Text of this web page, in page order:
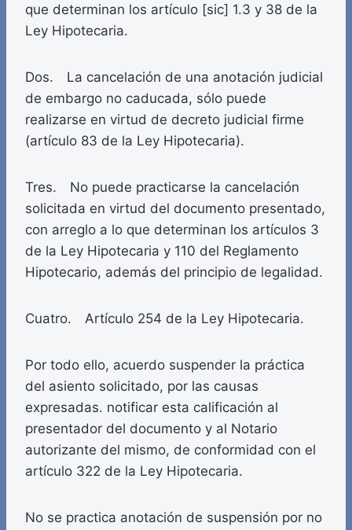
que determinan los artículo [sic] 1.3 y 38 de la
Ley Hipotecaria.
Dos. La cancelación de una anotación judicial
de embargo no caducada, sólo puede
realizarse en virtud de decreto judicial firme
(artículo 83 de la Ley Hipotecaria).
Tres. No puede practicarse la cancelación
solicitada en virtud del documento presentado,
con arreglo a lo que determinan los artículos 3
de la Ley Hipotecaria y 110 del Reglamento
Hipotecario, además del principio de legalidad.
Cuatro. Artículo 254 de la Ley Hipotecaria.
Por todo ello, acuerdo suspender la práctica
del asiento solicitado, por las causas
expresadas. notificar esta calificación al
presentador del documento y al Notario
autorizante del mismo, de conformidad con el
artículo 322 de la Ley Hipotecaria.
No se practica anotación de suspensión por no